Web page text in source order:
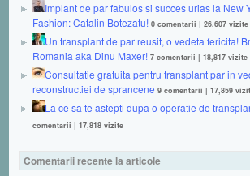
Implant de par fabulos si succes urias la New
Fashion: Catalin Botezatu! 0 comentarii | 26,607 vizite
Un transplant de par reusit, o vedeta fericita!
Romania aka Dinu Maxer! 7 comentarii | 18,817 vizite
Consultatie gratuita pentru transplant par in
reconstructiei de sprancene 9 comentarii | 17,859
La ce sa te astepti dupa o operatie de
comentarii | 17,818 vizite
Comentarii recente la articole